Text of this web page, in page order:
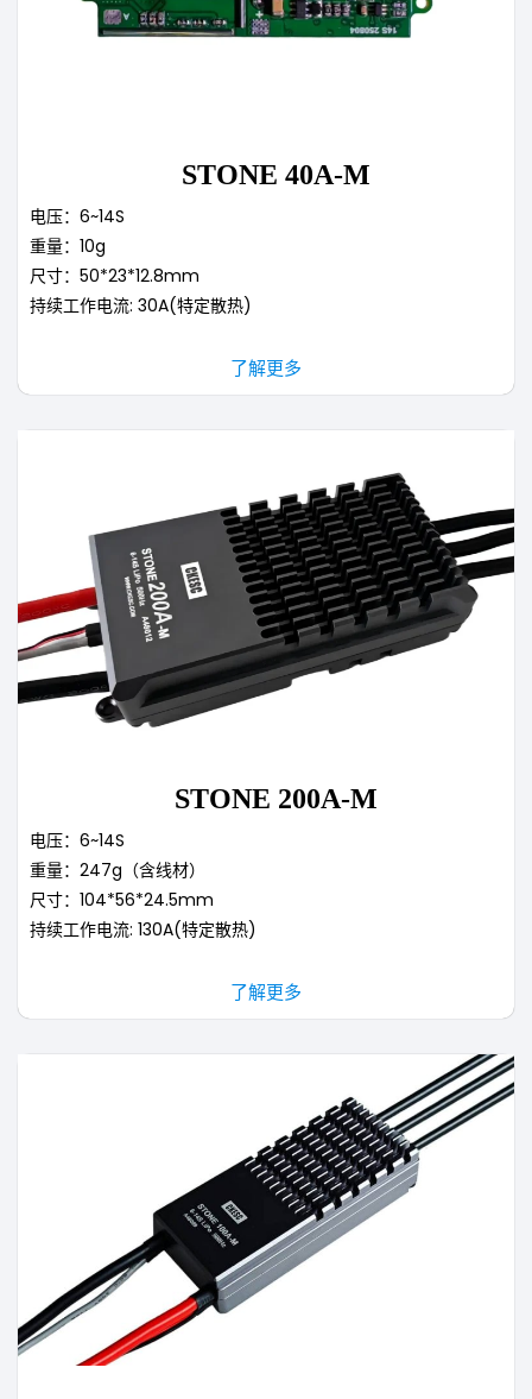
STONE 40A-M
电压：6~14S
重量：10g
尺寸：50*23*12.8mm
持续工作电流: 30A(特定散热)
了解更多
STONE 200A-M
电压：6~14S
重量：247g（含线材）
尺寸：104*56*24.5mm
持续工作电流: 130A(特定散热)
了解更多